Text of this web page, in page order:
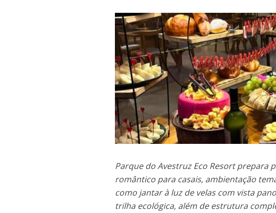
Parque do Avestruz Eco Resort prepara
romântico para casais, ambientação
como jantar à luz de velas com vista
trilha ecológica, além de estrutura